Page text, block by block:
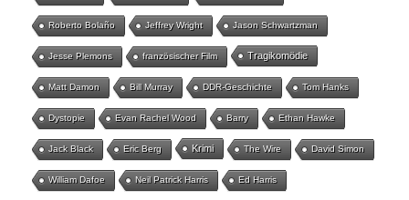
Roberto Bolaño Jeffrey Wright Jason Schwartzman
Jesse Plemons französischer Film Tragikomödie
Matt Damon Bill Murray DDR-Geschichte Tom Hanks
Dystopie Evan Rachel Wood Barry Ethan Hawke
Jack Black Eric Berg Krimi The Wire David Simon
William Dafoe Neil Patrick Harris Ed Harris